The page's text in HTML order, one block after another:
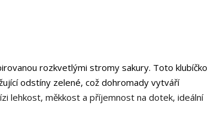
rozkvetlými stromy sakury. Toto klubíčko
odstíny zelené, což dohromady vytváří
lehkost, měkkost a příjemnost na dotek, ideální